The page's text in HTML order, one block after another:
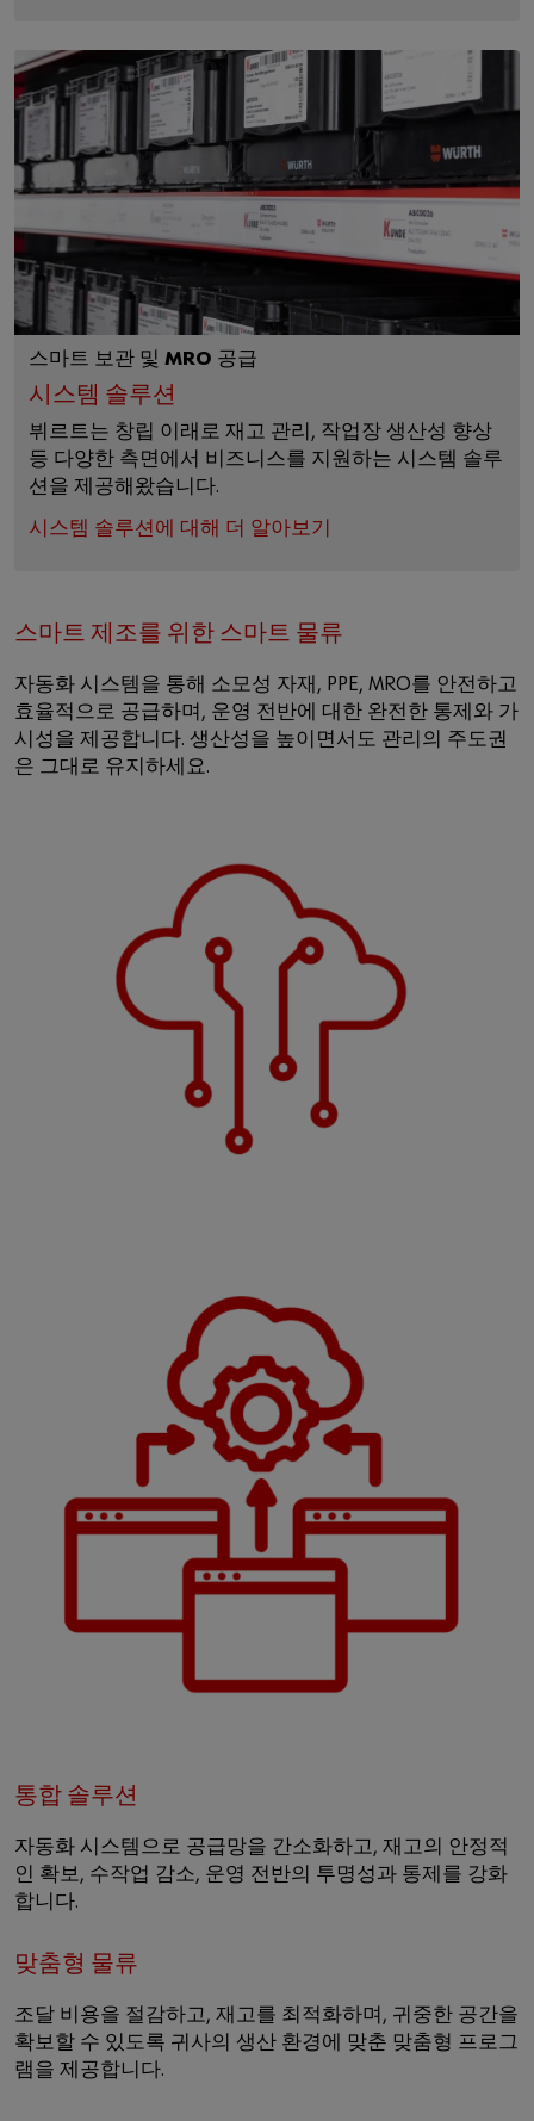
스마트 보관 및 MRO 공급
시스템 솔루션
뷔르트는 창립 이래로 재고 관리, 작업장 생산성 향상
등 다양한 측면에서 비즈니스를 지원하는 시스템 솔루
션을 제공해왔습니다.
시스템 솔루션에 대해 더 알아보기
스마트 제조를 위한 스마트 물류
자동화 시스템을 통해 소모성 자재, PPE, MRO를 안전하고
효율적으로 공급하며, 운영 전반에 대한 완전한 통제와 가
시성을 제공합니다. 생산성을 높이면서도 관리의 주도권
은 그대로 유지하세요.
통합 솔루션
자동화 시스템으로 공급망을 간소화하고, 재고의 안정적
인 확보, 수작업 감소, 운영 전반의 투명성과 통제를 강화
합니다.
맞춤형 물류
조달 비용을 절감하고, 재고를 최적화하며, 귀중한 공간을
확보할 수 있도록 귀사의 생산 환경에 맞춘 맞춤형 프로그
램을 제공합니다.